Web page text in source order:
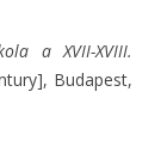
a XVII-XVIII.
Budapest,